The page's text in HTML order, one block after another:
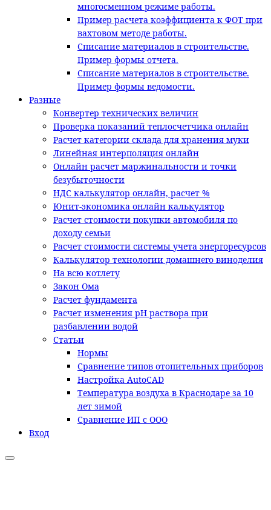
многосменном режиме работы.
Пример расчета коэффициента к ФОТ при
вахтовом методе работы.
Списание материалов в строительстве.
Пример формы отчета.
Списание материалов в строительстве.
Пример формы ведомости.
Разные
Конвертер технических величин
Проверка показаний теплосчетчика онлайн
Расчет категории склада для хранения муки
Линейная интерполяция онлайн
Онлайн расчет маржинальности и точки
безубыточности
НДС калькулятор онлайн, расчет %
Юнит-экономика онлайн калькулятор
Расчет стоимости покупки автомобиля по
доходу семьи
Расчет стоимости системы учета энергоресурсов
Калькулятор технологии домашнего виноделия
На всю котлету
Закон Ома
Расчет фундамента
Расчет изменения pH раствора при
разбавлении водой
Статьи
Нормы
Сравнение типов отопительных приборов
Настройка AutoCAD
Температура воздуха в Краснодаре за 10
лет зимой
Сравнение ИП с ООО
Вход